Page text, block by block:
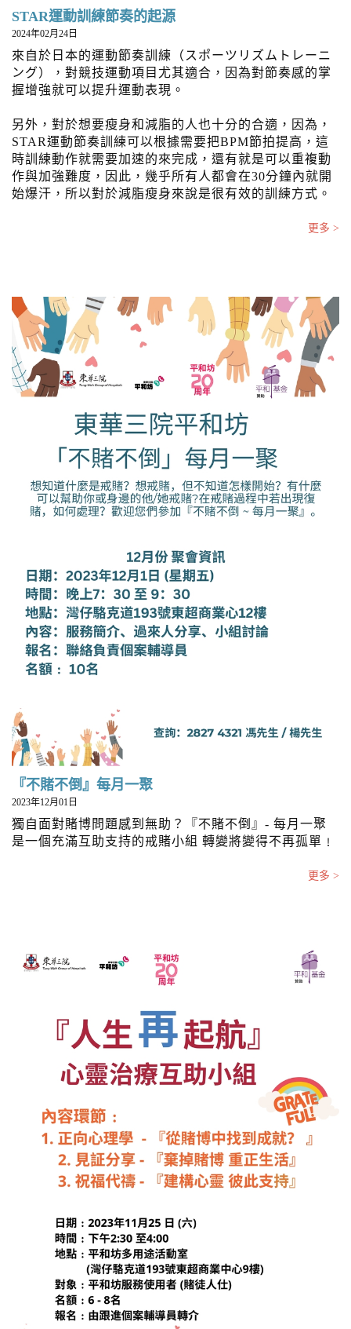
STAR運動訓練節奏的起源
2024年02月24日
來自於日本的運動節奏訓練（スポーツリズムトレーニ
ング），對競技運動項目尤其適合，因為對節奏感的掌
握增強就可以提升運動表現。
另外，對於想要瘦身和減脂的人也十分的合適，因為，
STAR運動節奏訓練可以根據需要把BPM節拍提高，這
時訓練動作就需要加速的來完成，還有就是可以重複動
作與加強難度，因此，幾乎所有人都會在30分鐘內就開
始爆汗，所以對於減脂瘦身來說是很有效的訓練方式。
更多 >
『不賭不倒』每月一聚
2023年12月01日
獨自面對賭博問題感到無助？『不賭不倒』- 每月一聚
是一個充滿互助支持的戒賭小組 轉變將變得不再孤單﹗
更多 >